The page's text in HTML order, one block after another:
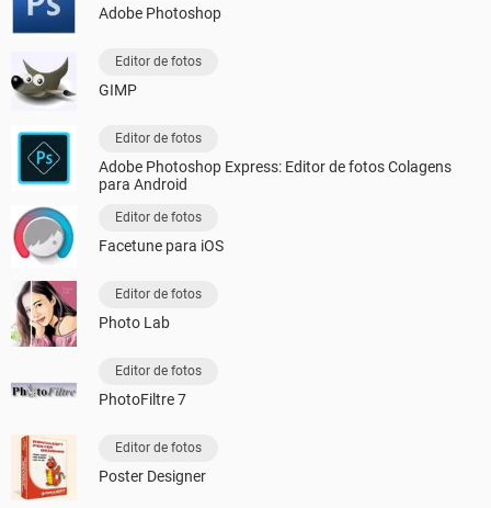
Adobe Photoshop
Editor de fotos
GIMP
Editor de fotos
Adobe Photoshop Express: Editor de fotos Colagens
para Android
Editor de fotos
Facetune para iOS
Editor de fotos
Photo Lab
Editor de fotos
PhotoFiltre 7
Editor de fotos
Poster Designer